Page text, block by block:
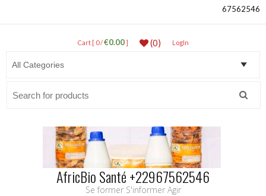
67562546
Cart [ 0 /€0.00] (0) LogIn
AfricBio Santé +22967562546
Se former S'informer Agir